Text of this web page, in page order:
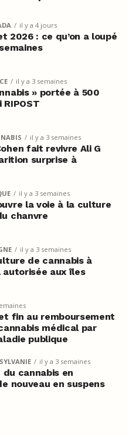
il y a 4 jours
2026 : ce qu’on a loupé
il y a 3 semaines
» portée à 500
il y a 3 semaines
fait revivre Ali G
surprise à
il y a 3 semaines
la voie à la culture
chanvre
il y a 3 semaines
de cannabis à
autorisée aux îles
fin au remboursement
médical par
publique
il y a 3 semaines
cannabis en
nouveau en suspens